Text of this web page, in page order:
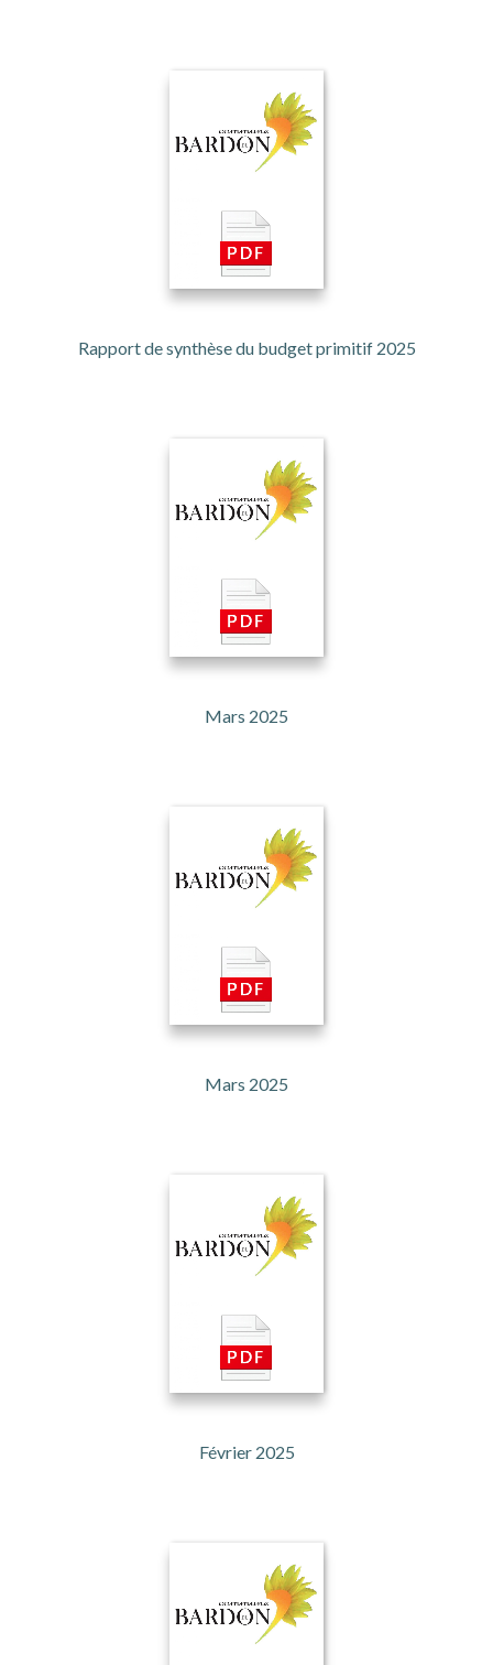
Rapport de synthèse du budget primitif 2025
Mars 2025
Mars 2025
Février 2025